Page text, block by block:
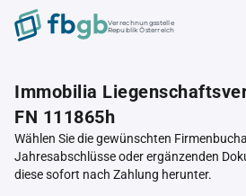
Verrechnungsstelle
Republik Österreich
Immobilia
FN 111865h
Wählen Sie die gewünschten
Jahresabschlüsse oder ergänzenden
diese sofort nach Zahlung herunter.